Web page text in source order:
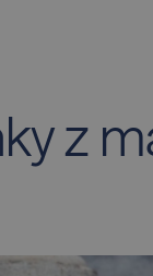
z